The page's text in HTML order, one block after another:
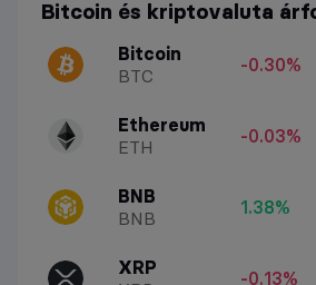
Bitcoin és kriptovaluta
Bitcoin
BTC
-0.30%
Ethereum
ETH
-0.03%
BNB
BNB
1.38%
XRP
-0.13%